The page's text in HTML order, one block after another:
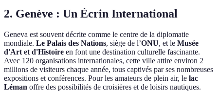
2. Genève : Un Écrin International
Geneva est souvent décrite comme le centre de la diplomatie
mondiale. Le Palais des Nations, siège de l’ONU, et le Musée
d'Art et d'Histoire en font une destination culturelle fascinante.
Avec 120 organisations internationales, cette ville attire environ 2
millions de visiteurs chaque année, tous captivés par ses nombreuses
expositions et conférences. Pour les amateurs de plein air, le lac
Léman offre des possibilités de croisières et de loisirs nautiques.